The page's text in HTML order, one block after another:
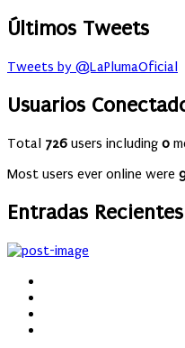
Últimos Tweets
Tweets by @LaPlumaOficial
Usuarios
Total 726 users including 0
Most users ever online were
Entradas Recientes